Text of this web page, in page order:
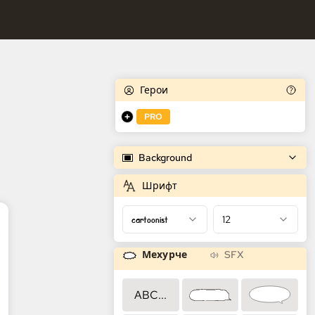
Герои
PRO
Background
Шрифт
cartoonist 12
Мехурче SFX
ABC...